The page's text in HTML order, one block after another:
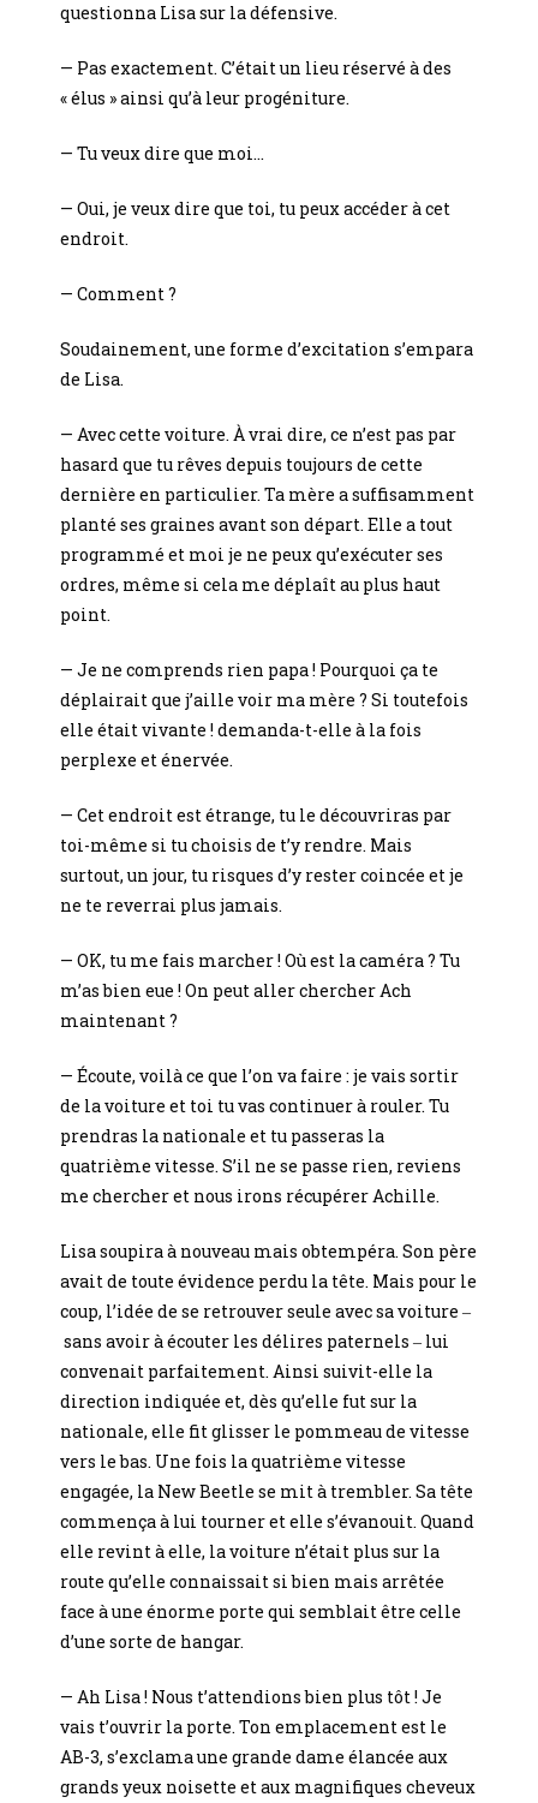
questionna Lisa sur la défensive.
— Pas exactement. C’était un lieu réservé à des
« élus » ainsi qu’à leur progéniture.
— Tu veux dire que moi…
— Oui, je veux dire que toi, tu peux accéder à cet
endroit.
— Comment ?
Soudainement, une forme d’excitation s’empara
de Lisa.
— Avec cette voiture. À vrai dire, ce n’est pas par
hasard que tu rêves depuis toujours de cette
dernière en particulier. Ta mère a suffisamment
planté ses graines avant son départ. Elle a tout
programmé et moi je ne peux qu’exécuter ses
ordres, même si cela me déplaît au plus haut
point.
— Je ne comprends rien papa ! Pourquoi ça te
déplairait que j’aille voir ma mère ? Si toutefois
elle était vivante ! demanda-t-elle à la fois
perplexe et énervée.
— Cet endroit est étrange, tu le découvriras par
toi-même si tu choisis de t’y rendre. Mais
surtout, un jour, tu risques d’y rester coincée et je
ne te reverrai plus jamais.
— OK, tu me fais marcher ! Où est la caméra ? Tu
m’as bien eue ! On peut aller chercher Ach
maintenant ?
— Écoute, voilà ce que l’on va faire : je vais sortir
de la voiture et toi tu vas continuer à rouler. Tu
prendras la nationale et tu passeras la
quatrième vitesse. S’il ne se passe rien, reviens
me chercher et nous irons récupérer Achille.
Lisa soupira à nouveau mais obtempéra. Son père
avait de toute évidence perdu la tête. Mais pour le
coup, l’idée de se retrouver seule avec sa voiture ‒
sans avoir à écouter les délires paternels ‒ lui
convenait parfaitement. Ainsi suivit-elle la
direction indiquée et, dès qu’elle fut sur la
nationale, elle fit glisser le pommeau de vitesse
vers le bas. Une fois la quatrième vitesse
engagée, la New Beetle se mit à trembler. Sa tête
commença à lui tourner et elle s’évanouit. Quand
elle revint à elle, la voiture n’était plus sur la
route qu’elle connaissait si bien mais arrêtée
face à une énorme porte qui semblait être celle
d’une sorte de hangar.
— Ah Lisa ! Nous t’attendions bien plus tôt ! Je
vais t’ouvrir la porte. Ton emplacement est le
AB-3, s’exclama une grande dame élancée aux
grands yeux noisette et aux magnifiques cheveux